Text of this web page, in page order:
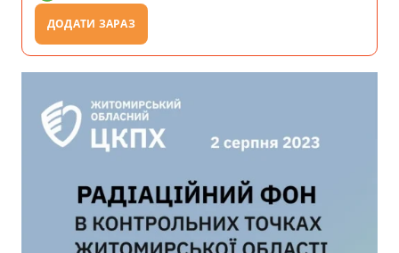
ДОДАТИ ЗАРАЗ